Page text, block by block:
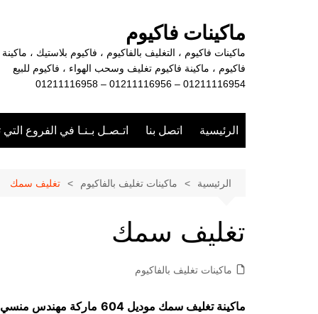
ماكينات فاكيوم
ماكينات فاكيوم ، التغليف بالفاكيوم ، فاكيوم بلاستيك ، ماكينة
فاكيوم ، ماكينة فاكيوم تغليف وسحب الهواء ، فاكيوم للبيع
01211116954 – 01211116956 – 01211116958
الرئيسية اتصل بنا اتـصـل بـنـا في الفروع
الرئيسية ماكينات تغليف بالفاكيوم تغليف سمك
تغليف سمك
ماكينات تغليف بالفاكيوم
ماكينة تغليف سمك موديل 604 ماركة مهندس منسي